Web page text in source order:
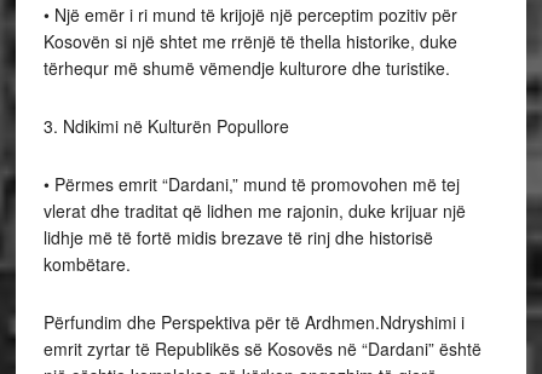
• Një emër i ri mund të krijojë një perceptim pozitiv për
Kosovën si një shtet me rrënjë të thella historike, duke
tërhequr më shumë vëmendje kulturore dhe turistike.
3. Ndikimi në Kulturën Popullore
• Përmes emrit “Dardani,” mund të promovohen më tej
vlerat dhe traditat që lidhen me rajonin, duke krijuar një
lidhje më të fortë midis brezave të rinj dhe historisë
kombëtare.
Përfundim dhe Perspektiva për të Ardhmen.Ndryshimi i
emrit zyrtar të Republikës së Kosovës në “Dardani” është